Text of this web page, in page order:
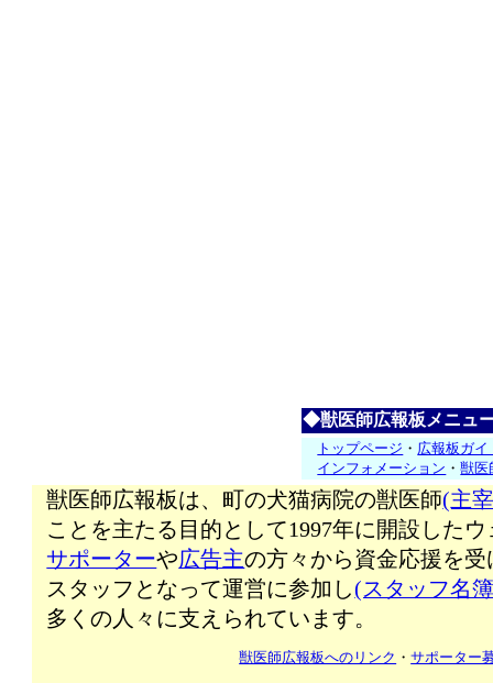
◆獣医師広報板メニュ
トップページ ・ 広報板ガイ
インフォメーション ・獣医
獣医師広報板は、町の犬猫病院の獣医師(主
ことを主たる目的として1997年に開設した
サポーターや広告主の方々から資金応援を受
スタッフとなって運営に参加し(スタッフ名
多くの人々に支えられています。
獣医師広報板へのリンク ・サポーター